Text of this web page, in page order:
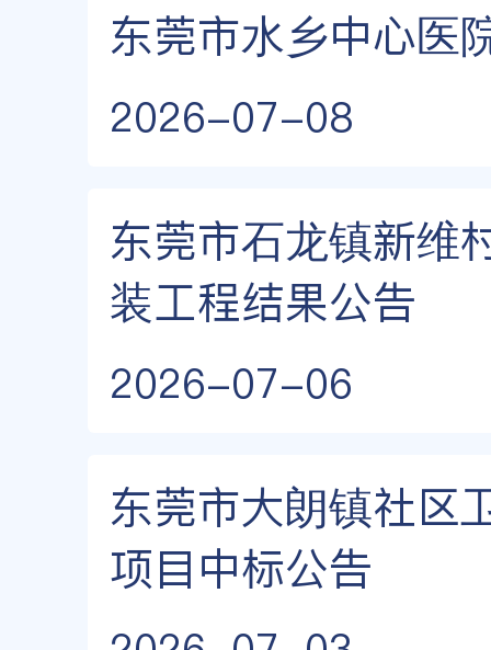
东莞市水乡中心医
2026-07-08
东莞市石龙镇新维
装工程结果公告
2026-07-06
东莞市大朗镇社区
项目中标公告